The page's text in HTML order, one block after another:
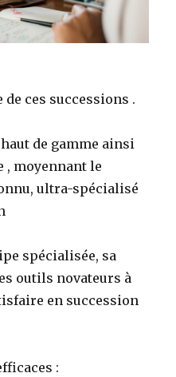
de ces successions .
de gamme ainsi
, moyennant le
ultra-spécialisé
spécialisée, sa
outils novateurs à
en succession
: